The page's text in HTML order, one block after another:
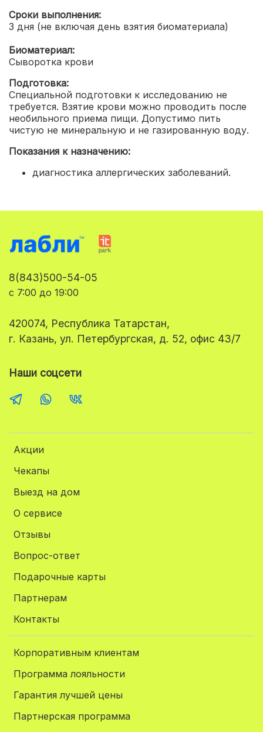
Сроки выполнения:
3 дня (не включая день взятия биоматериала)
Биоматериал:
Сыворотка крови
Подготовка:
Специальной подготовки к исследованию не
требуется. Взятие крови можно проводить после
необильного приема пищи. Допустимо пить
чистую не минеральную и не газированную воду.
Показания к назначению:
диагностика аллергических заболеваний.
Акции
Чекапы
Выезд на дом
О сервисе
Отзывы
Вопрос-ответ
Подарочные карты
Партнерам
Контакты
Корпоративным клиентам
Программа лояльности
Гарантия лучшей цены
Партнерская программа
8(843)500-54-05
с 7:00 до 19:00
420074, Республика Татарстан,
г. Казань, ул. Петербургская, д. 52, офис 43/7
Наши соцсети